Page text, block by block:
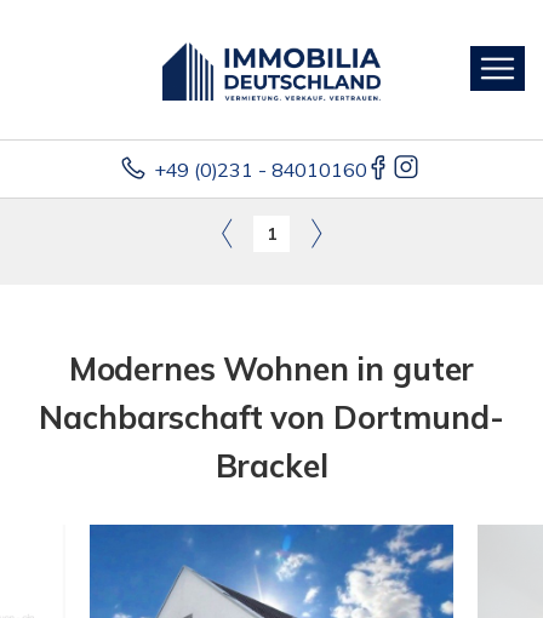
+49 (0)231 - 84010160
1
Modernes Wohnen in guter
Nachbarschaft von Dortmund-
Brackel